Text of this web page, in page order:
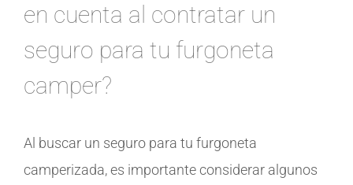
en cuenta al contratar un
seguro para tu furgoneta
camper?
Al buscar un seguro para tu furgoneta
camperizada, es importante considerar algunos